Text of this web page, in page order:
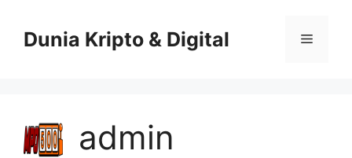
contentDunia Kripto & Digital Menu
admin